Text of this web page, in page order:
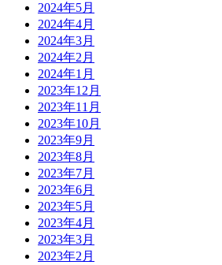
2024年5月
2024年4月
2024年3月
2024年2月
2024年1月
2023年12月
2023年11月
2023年10月
2023年9月
2023年8月
2023年7月
2023年6月
2023年5月
2023年4月
2023年3月
2023年2月